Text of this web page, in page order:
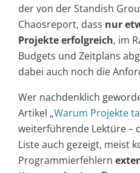
der von der Standish
Chaosreport, dass nur
Projekte erfolgreich, im
Budgets und Zeitplans
dabei auch noch die
Wer nachdenklich
Artikel „Warum Projekte
weiterführende Lektüre –
Liste auch gezeigt, meist
Programmierfehlern